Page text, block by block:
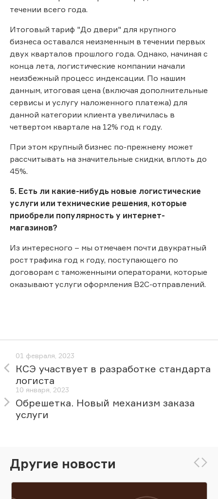
течении всего года.
Итоговый тариф "До двери" для крупного
бизнеса оставался неизменным в течении первых
двух кварталов прошлого года. Однако, начиная с
конца лета, логистические компании начали
неизбежный процесс индексации. По нашим
данным, итоговая цена (включая дополнительные
сервисы и услугу наложенного платежа) для
данной категории клиента увеличилась в
четвертом квартале на 12% год к году.
При этом крупный бизнес по-прежнему может
рассчитывать на значительные скидки, вплоть до
45%.
5. Есть ли какие-нибудь новые логистические
услуги или технические решения, которые
приобрели популярность у интернет-
магазинов?
Из интересного – мы отмечаем почти двукратный
рост трафика год к году, поступающего по
договорам с таможенными операторами, которые
оказывают услуги оформления B2С-отправлений.
01 февраля, 2023
КСЭ участвует в разработке стандарта
логиста
10 января, 2023
Обрешетка. Новый механизм заказа
услуги
Другие новости